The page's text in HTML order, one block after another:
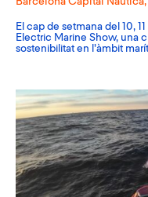
El cap de setmana del 10,
Electric Marine Show, una
sostenibilitat en l’àmbit